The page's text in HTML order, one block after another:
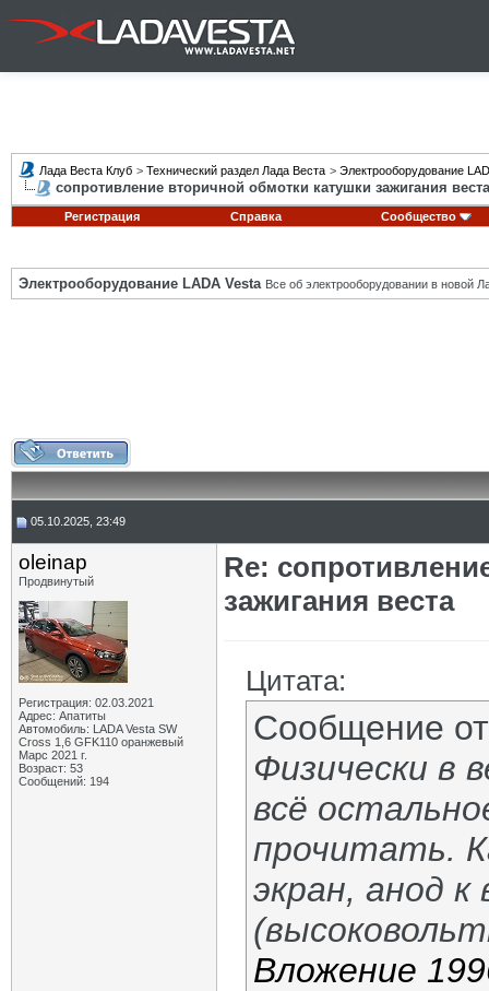
Лада Веста Клуб > Технический раздел Лада Веста > Электрооборудование
сопротивление вторичной обмотки катушки зажигания веста
Регистрация Справка Сообщество
Электрооборудование LADA Vesta Все об электрооборудовании в новой
05.10.2025, 23:49
oleinap
Продвинутый
Регистрация: 02.03.2021
Адрес: Апатиты
Автомобиль: LADA Vesta SW
Cross 1,6 GFK110 оранжевый
Марс 2021 г.
Возраст: 53
Сообщений: 194
Re:
зажигания веста
Цитата:
Сообщение
Физически в
всё
прочитать.
экран, анод
Вложение